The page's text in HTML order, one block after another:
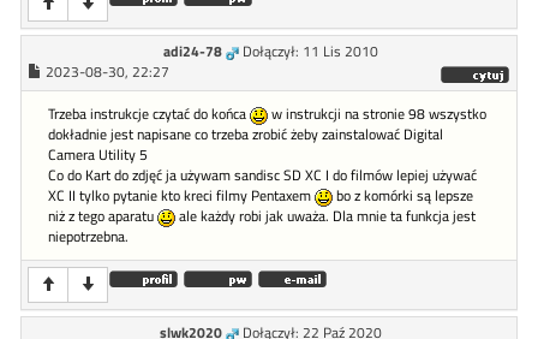
adi24-78
Dołączył: 11 Lis 2010
2023-08-30, 22:27
Trzeba instrukcje czytać do końca
w instrukcji na stronie 98 wszystko
dokładnie jest napisane co trzeba zrobić żeby zainstalować Digital
Camera Utility 5
Co do Kart do zdjęć ja używam sandisc SD XC I do filmów lepiej używać
XC II tylko pytanie kto kreci filmy Pentaxem
bo z komórki są lepsze
niż z tego aparatu
ale każdy robi jak uważa. Dla mnie ta funkcja jest
niepotrzebna.
slwk2020 Dołączył: 22 Paź 2020